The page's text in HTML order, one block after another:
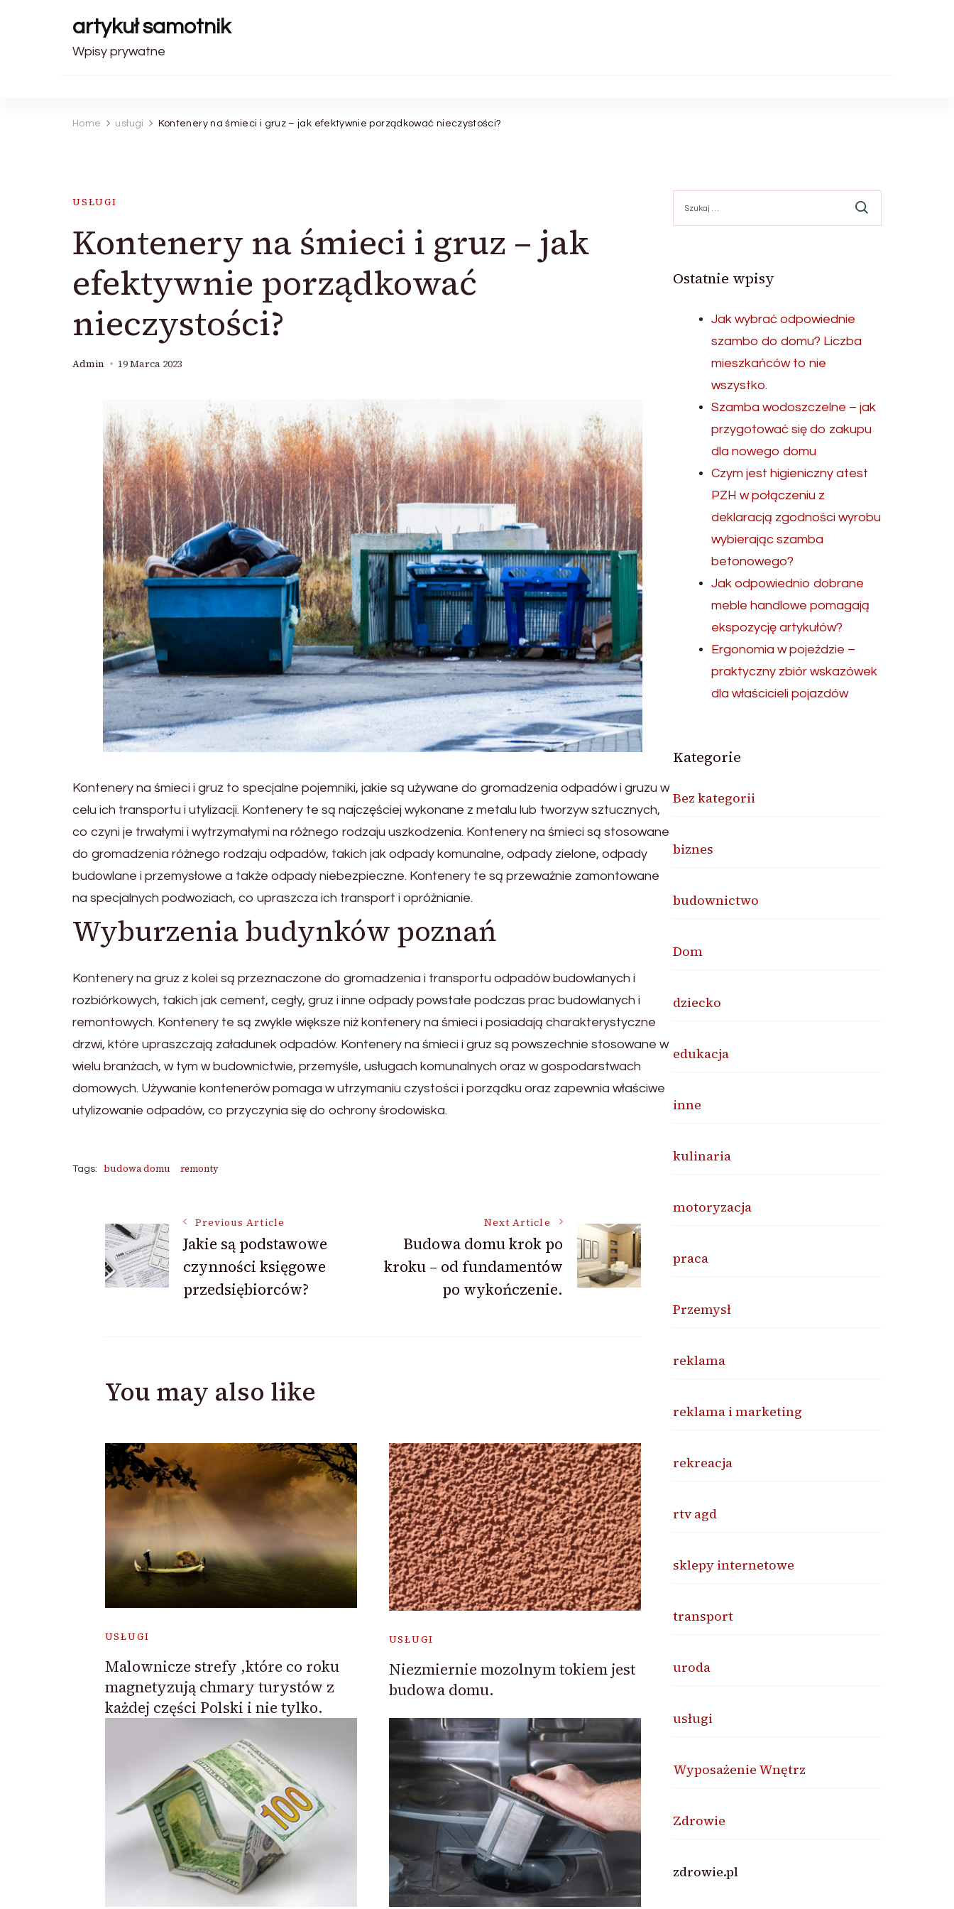
artykuł samotnik
Wpisy prywatne
Home usługi Kontenery na śmieci i gruz – jak efektywnie porządkować nieczystości?
USŁUGI
Kontenery na śmieci i gruz – jak
efektywnie porządkować
nieczystości?
Admin 19 Marca 2023
Kontenery na śmieci i gruz to specjalne pojemniki, jakie są używane do gromadzenia odpadów i gruzu w
celu ich transportu i utylizacji. Kontenery te są najczęściej wykonane z metalu lub tworzyw sztucznych,
co czyni je trwałymi i wytrzymałymi na różnego rodzaju uszkodzenia. Kontenery na śmieci są stosowane
do gromadzenia różnego rodzaju odpadów, takich jak odpady komunalne, odpady zielone, odpady
budowlane i przemysłowe a także odpady niebezpieczne. Kontenery te są przeważnie zamontowane
na specjalnych podwoziach, co upraszcza ich transport i opróżnianie.
Wyburzenia budynków poznań
Kontenery na gruz z kolei są przeznaczone do gromadzenia i transportu odpadów budowlanych i
rozbiórkowych, takich jak cement, cegły, gruz i inne odpady powstałe podczas prac budowlanych i
remontowych. Kontenery te są zwykle większe niż kontenery na śmieci i posiadają charakterystyczne
drzwi, które upraszczają załadunek odpadów. Kontenery na śmieci i gruz są powszechnie stosowane w
wielu branżach, w tym w budownictwie, przemyśle, usługach komunalnych oraz w gospodarstwach
domowych. Używanie kontenerów pomaga w utrzymaniu czystości i porządku oraz zapewnia właściwe
utylizowanie odpadów, co przyczynia się do ochrony środowiska.
Tags: budowa domu remonty
Post
Navigation
Previous Article
Jakie są podstawowe
czynności księgowe
przedsiębiorców?
Next Article
Budowa domu krok po
kroku – od fundamentów
po wykończenie.
You may also like
USŁUGI
Malownicze strefy ,które co roku
magnetyzują chmary turystów z
każdej części Polski i nie tylko.
USŁUGI
Niezmiernie mozolnym tokiem jest
budowa domu.
Ostatnie wpisy
Jak wybrać odpowiednie
szambo do domu? Liczba
mieszkańców to nie
wszystko.
Szamba wodoszczelne – jak
przygotować się do zakupu
dla nowego domu
Czym jest higieniczny atest
PZH w połączeniu z
deklaracją zgodności wyrobu
wybierając szamba
betonowego?
Jak odpowiednio dobrane
meble handlowe pomagają
ekspozycję artykułów?
Ergonomia w pojeździe –
praktyczny zbiór wskazówek
dla właścicieli pojazdów
Kategorie
Bez kategorii
biznes
budownictwo
Dom
dziecko
edukacja
inne
kulinaria
motoryzacja
praca
Przemysł
reklama
reklama i marketing
rekreacja
rtv agd
sklepy internetowe
transport
uroda
usługi
Wyposażenie Wnętrz
Zdrowie
zdrowie.pl